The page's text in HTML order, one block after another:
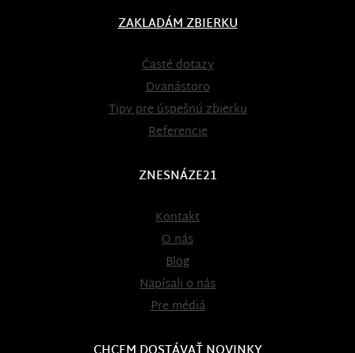
ZAKLADÁM ZBIERKU
Časté dotazy
Dvanástoro
Tipy pre úspešnú zbierku
Referencie
ZNESNÁZE21
Kontakt
O nás
Blog
Napísali o nás
Pre médiá